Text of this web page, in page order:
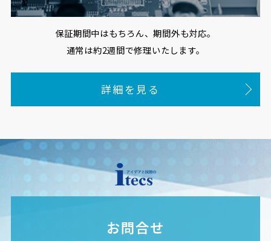
保証期間中はもちろん、期間外も対応。
通常は約2週間で修理いたします。
詳細を見る
お問合せ